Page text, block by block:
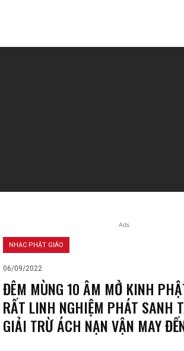
Ads
NHẠC PHẬT GIÁO
06/09/2022
ĐÊM MÙNG 10 ÂM MỞ KINH
RẤT LINH NGHIỆM PHÁT SANH
GIẢI TRỪ ÁCH NẠN VẬN MAY